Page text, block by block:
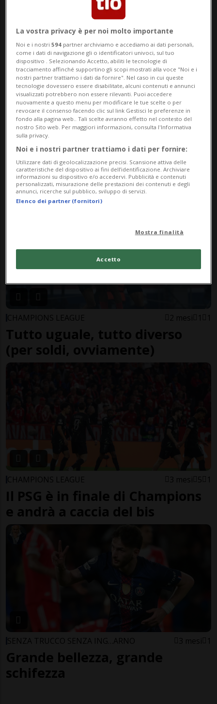
CHAMPIONS LEAGUE
Sul tetto d'Europa c'è sempre il
PSG
CHAMPIONS LEAGUE 2 mesi 1 1
Tutto uguale, tutto diverso
(per soldi, ovviamente)
CHAMPIONS LEAGUE 3 mesi 5 1
Il PSG è in finale di Champions
e andrà a caccia del bis
SENZA TRUCCO SENZA ING…ARNO 3 mesi 1
Grande bellezza, grande
schifezza
La vostra privacy è per noi molto importante
Noi e i nostri594 partner archiviamo e accediamo ai dati personali,
come i dati di navigazione gli o identificatori univoci, sul tuo
dispositivo . Selezionando Accetto, abiliti le tecnologie di
tracciamento affinché supportino gli scopi mostrati alla voce "Noi e i
nostri partner trattiamo i dati da fornire". Nel caso in cui queste
tecnologie dovessero essere disabilitate, alcuni contenuti e annunci
visualizzati potrebbero non essere rilevanti. Puoi accedere
nuovamente a questo menu per modificare le tue scelte o per
revocare il consenso facendo clic sul link Gestisci le preferenze in
fondo alla pagina web.. Tali scelte avranno effetto nel contesto del
nostro Sito web. Per maggiori informazioni, consulta l'Informativa
sulla privacy.
Noi e i nostri partner trattiamo i dati per fornire:
Utilizzare dati di geolocalizzazione precisi. Scansione attiva delle
caratteristiche del dispositivo ai fini dell’identificazione. Archiviare
informazioni su dispositivo e/o accedervi. Pubblicità e contenuti
personalizzati, misurazione delle prestazioni dei contenuti e degli
annunci, ricerche sul pubblico, sviluppo di servizi.
Elenco dei partner (fornitori)
Mostra finalità
Accetto